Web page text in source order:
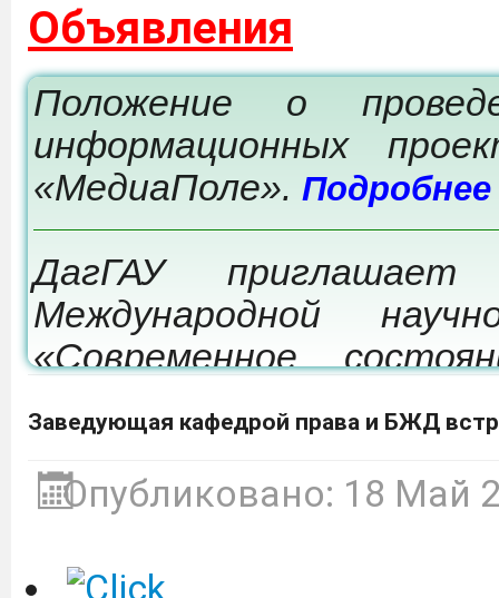
Объявления
Положение о
информационных
«МедиаПоле». Подробнее
ДагГАУ
Международной
«Современное
которая состоится 24-
Депобразования
участие в
Заведующая кафедрой права и БЖД
Опубликовано: 18 Май